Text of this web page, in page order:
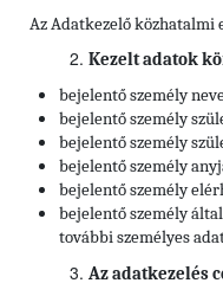
Az Adatkezelő közhatalmi
Kezelt adatok
bejelentő személy
bejelentő személy
bejelentő személy
bejelentő személy
bejelentő személy
bejelentő személy
további személyes
Az adatkezelés